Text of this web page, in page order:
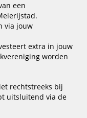
een
via jouw
extra in jouw
worden
rechtstreeks bij
uitsluitend via de